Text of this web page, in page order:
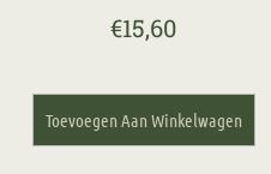
€15,60
Toevoegen Aan Winkelwagen